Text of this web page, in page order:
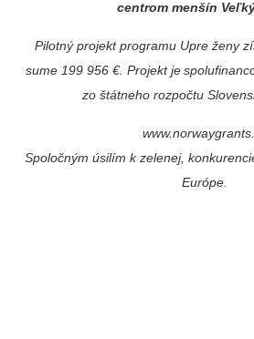
centrom menšín
Pilotný projekt programu Upre ženy
sume 199 956 €. Projekt je
zo štátneho rozpočtu
Spoločným úsilím k zelenej,
Európe.